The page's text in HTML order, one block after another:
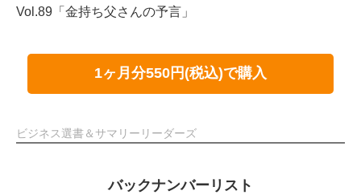
Vol.89「金持ち父さんの予言」
1ヶ月分550円(税込)で購入
ビジネス選書＆サマリーリーダーズ
バックナンバーリスト